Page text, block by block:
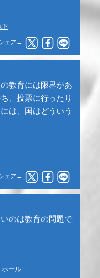
下
ェア→
教育には限界があ
、投票に行ったり
は、国はどういう
ェア→
のは教育の問題で
ホール